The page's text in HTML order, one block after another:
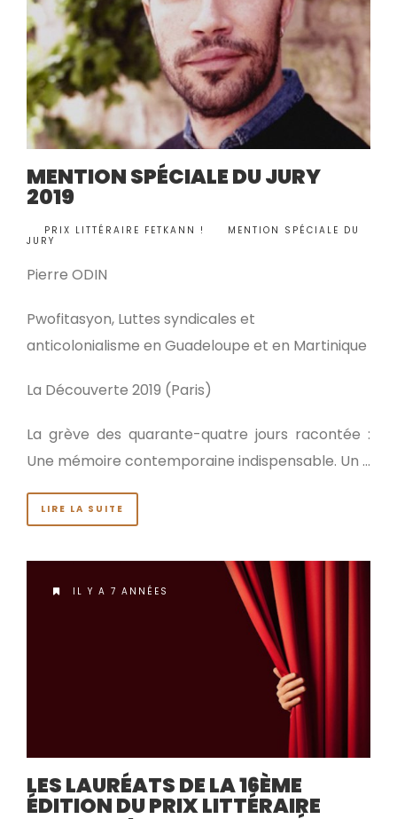
MENTION SPÉCIALE DU JURY
2019
PRIX LITTÉRAIRE FETKANN !
MENTION SPÉCIALE DU
JURY
Pierre ODIN
Pwofitasyon, Luttes syndicales et
anticolonialisme en Guadeloupe et en Martinique
La Découverte 2019 (Paris)
La grève des quarante-quatre jours racontée :
Une mémoire contemporaine indispensable. Un …
LIRE LA SUITE
IL Y A 7 ANNÉES
LES LAURÉATS DE LA 16ÈME
ÉDITION DU PRIX LITTÉRAIRE